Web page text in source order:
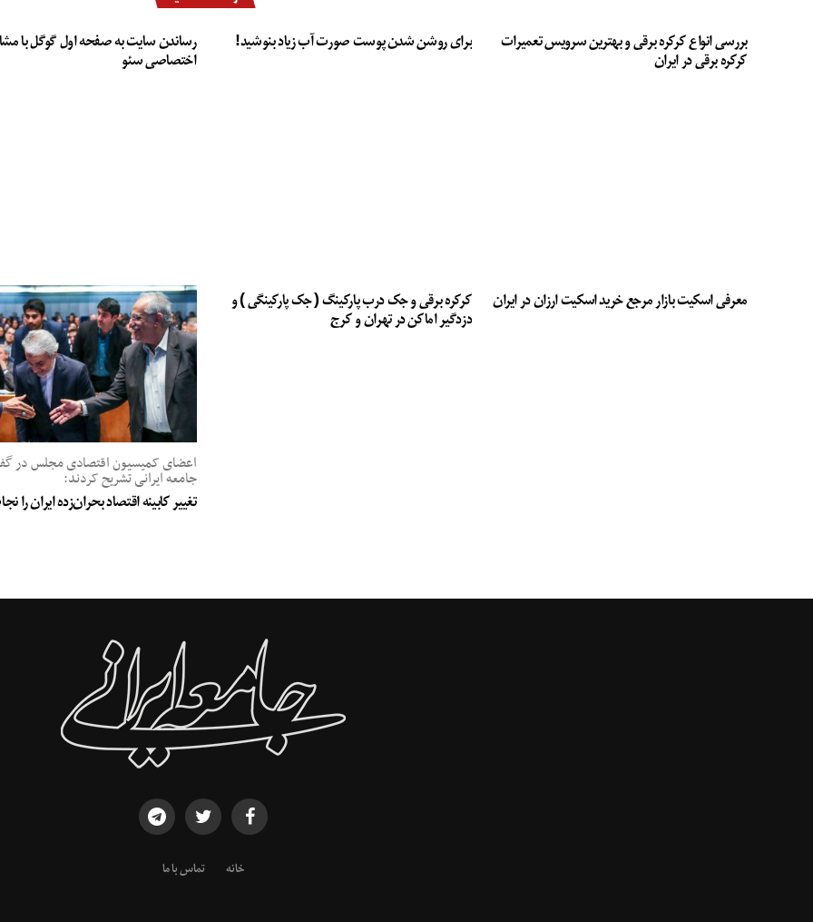
بررسی انواع کرکره برقی و بهترین سرویس تعمیرات
کرکره برقی در ایران
برای روشن شدن پوست صورت آب زیاد بنوشید!
رساندن سایت به صفحه اول گوگل با
اختصاصی سئو
معرفی اسکیت بازار مرجع خرید اسکیت ارزان در ایران
کرکره برقی و جک درب پارکینگ ( جک پارکینگی ) و
دزدگیر اماکن در تهران و کرج
اعضای کمیسیون اقتصادی مجلس در
جامعه ایرانی تشریح کردند:
تغییر کابینه اقتصاد بحران‌زده ایران را
خانه تماس با ما